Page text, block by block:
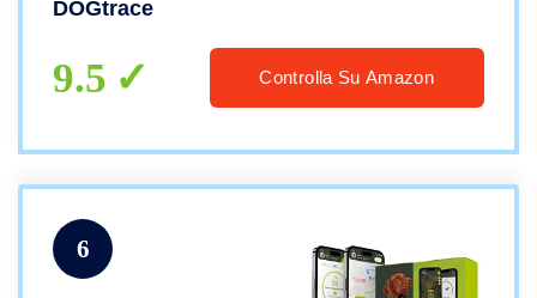
DOGtrace
9.5 Controlla Su Amazon
6